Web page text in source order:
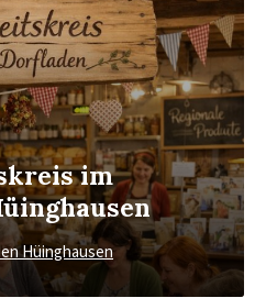
im
Hüinghausen